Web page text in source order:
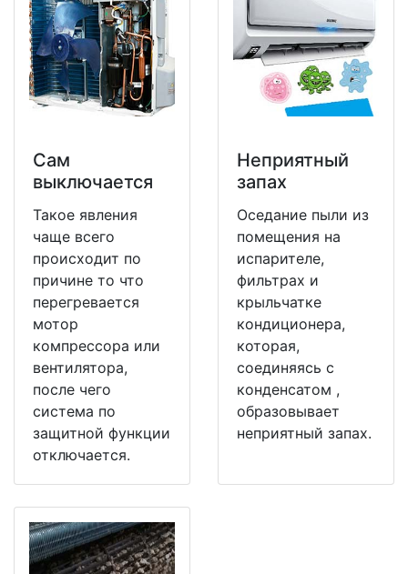
Сам
выключается
Такое явления
чаще всего
происходит по
причине то что
перегревается
мотор
компрессора или
вентилятора,
после чего
система по
защитной функции
отключается.
Неприятный
запах
Оседание пыли из
помещения на
испарителе,
фильтрах и
крыльчатке
кондиционера,
которая,
соединяясь с
конденсатом ,
образовывает
неприятный запах.